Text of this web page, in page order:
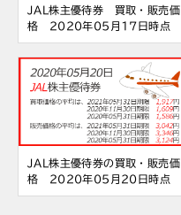
JAL株主優待券 買取・販売価
格 2020年05月17日時点
JAL株主優待券の買取・販売価
格 2020年05月20日時点